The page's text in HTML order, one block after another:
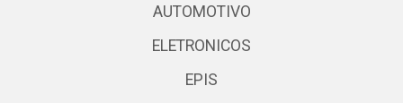
AUTOMOTIVO
ELETRONICOS
EPIS